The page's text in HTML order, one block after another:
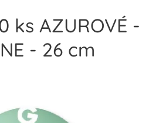
ks AZUROVÉ -
- 26 cm